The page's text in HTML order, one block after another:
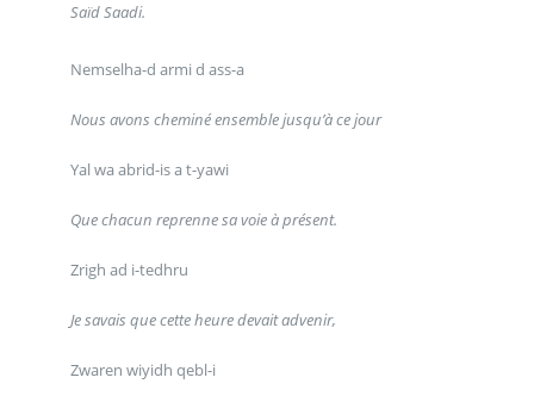
Saïd Saadi.
Nemselha-d armi d ass-a
Nous avons cheminé ensemble jusqu’à ce jour
Yal wa abrid-is a t-yawi
Que chacun reprenne sa voie à présent.
Zrigh ad i-tedhru
Je savais que cette heure devait advenir,
Zwaren wiyidh qebl-i